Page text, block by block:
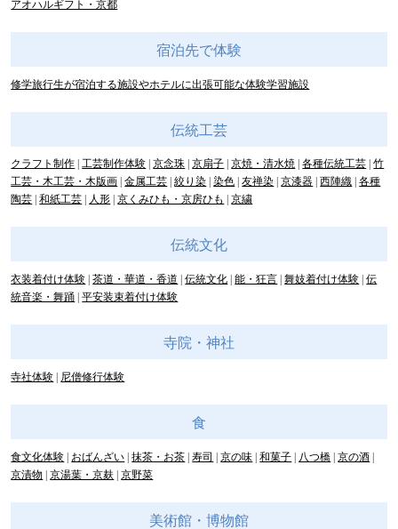
アオハルギフト・京都
宿泊先で体験
修学旅行生が宿泊する施設やホテルに出張可能な体験学習施設
伝統工芸
クラフト制作 工芸制作体験 京念珠 京扇子 京焼・清水焼 各種伝統工芸 竹
工芸・木工芸・木版画 金属工芸 絞り染 染色 友禅染 京漆器 西陣織 各種
陶芸 和紙工芸 人形 京くみひも・京房ひも 京繍
伝統文化
衣装着付け体験 茶道・華道・香道 伝統文化 能・狂言 舞妓着付け体験 伝
統音楽・舞踊 平安装束着付け体験
寺院・神社
寺社体験 尼僧修行体験
食
食文化体験 おばんざい 抹茶・お茶 寿司 京の味 和菓子 八つ橋 京の酒
京漬物
京湯葉・京麸 京野菜
美術館・博物館